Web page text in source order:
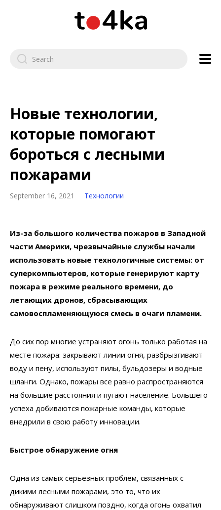
Новые технологии,
которые помогают
бороться с лесными
пожарами
September 16, 2021 Технологии
Из-за большого количества пожаров в Западной
части Америки, чрезвычайные службы начали
использовать новые технологичные системы: от
суперкомпьютеров, которые генерируют карту
пожара в режиме реального времени, до
летающих дронов, сбрасывающих
самовоспламеняющуюся смесь в очаги пламени.
До сих пор многие устраняют огонь только работая на
месте пожара: закрывают линии огня, разбрызгивают
воду и пену, используют пилы, бульдозеры и водные
шланги. Однако, пожары все равно распространяются
на большие расстояния и пугают население. Большего
успеха добиваются пожарные команды, которые
внедрили в свою работу инновации.
Быстрое обнаружение огня
Одна из самых серьезных проблем, связанных с
дикими лесными пожарами, это то, что их
обнаруживают слишком поздно, когда огонь охватил